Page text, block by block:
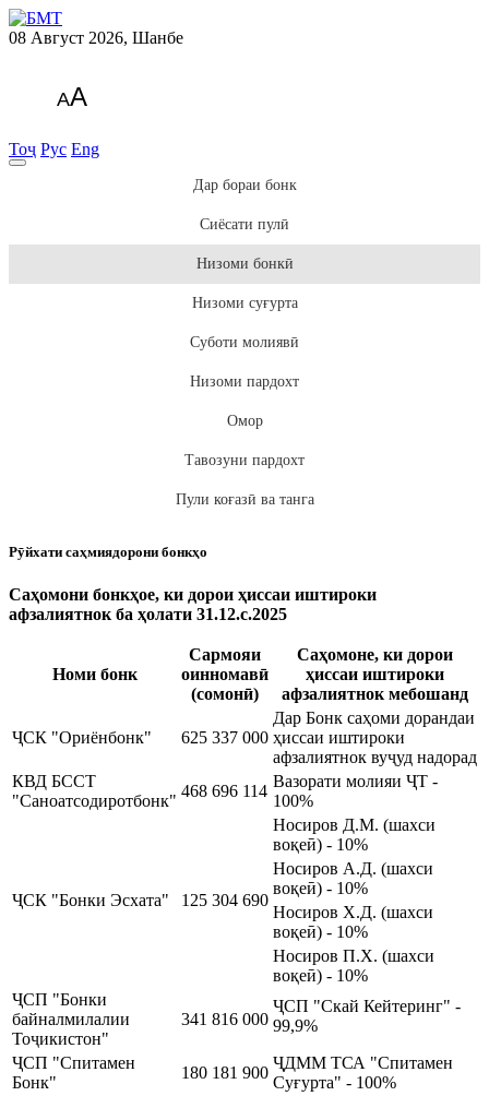
08 Август 2026, Шанбе
AA
Тоҷ Рус Eng
Дар бораи бонк
Сиёсати пулӣ
Низоми бонкӣ
Низоми суғурта
Суботи молиявӣ
Низоми пардохт
Омор
Тавозуни пардохт
Пули коғазӣ ва танга
Рӯйхати саҳмиядорони бонкҳо
Саҳомони бонкҳое, ки дорои ҳиссаи иштироки
афзалиятнок ба ҳолати 31.12.c.2025
Номи бонк
Сармояи
оинномавӣ
(сомонӣ)
Саҳомоне, ки дорои
ҳиссаи иштироки
афзалиятнок мебошанд
ҶСК "Ориёнбонк" 625 337 000
Дар Бонк саҳоми дорандаи
ҳиссаи иштироки
афзалиятнок вуҷуд надорад
КВД БССТ
"Саноатсодиротбонк"
468 696 114
Вазорати молияи ҶТ -
100%
ҶСК "Бонки Эсхата" 125 304 690
Носиров Д.М. (шахси
воқеӣ) - 10%
Носиров А.Д. (шахси
воқеӣ) - 10%
Носиров Х.Д. (шахси
воқеӣ) - 10%
Носиров П.Х. (шахси
воқеӣ) - 10%
ҶСП "Бонки
байналмилалии
Тоҷикистон"
341 816 000
ҶСП "Скай Кейтеринг" -
99,9%
ҶСП "Спитамен
Бонк"
180 181 900
ҶДММ ТСА "Спитамен
Суғурта" - 100%